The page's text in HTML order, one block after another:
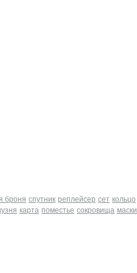
броня спутник реплейсер сет кольцо
карта поместье сокровища маски